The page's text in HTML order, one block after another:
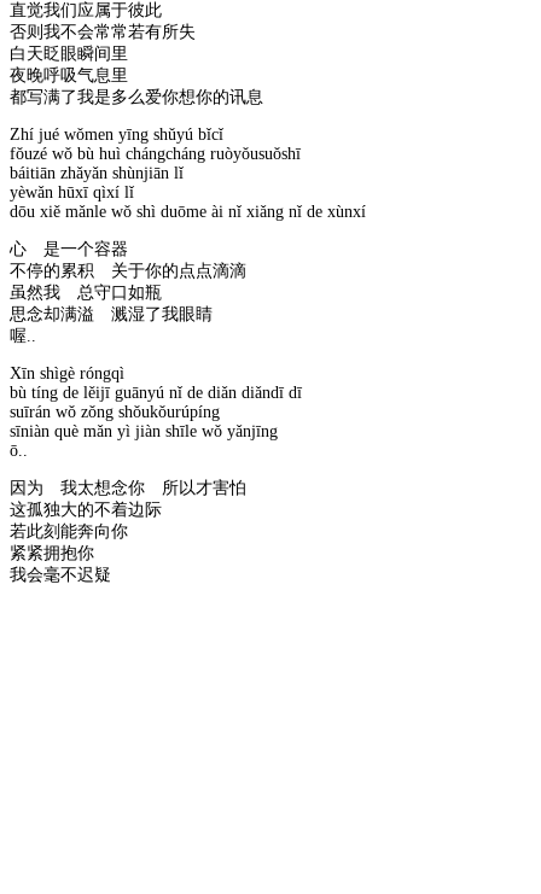
直觉我们应属于彼此
否则我不会常常若有所失
白天眨眼瞬间里
夜晚呼吸气息里
都写满了我是多么爱你想你的讯息
Zhí jué wǒmen yīng shǔyú bǐcǐ
fǒuzé wǒ bù huì chángcháng ruòyǒusuǒshī
báitiān zhǎyǎn shùnjiān lǐ
yèwǎn hūxī qìxí lǐ
dōu xiě mǎnle wǒ shì duōme ài nǐ xiǎng nǐ de xùnxí
心 是一个容器
不停的累积 关于你的点点滴滴
虽然我 总守口如瓶
思念却满溢 溅湿了我眼睛
喔..
Xīn shìgè róngqì
bù tíng de lěijī guānyú nǐ de diǎn diǎndī dī
suīrán wǒ zǒng shǒukǒurúpíng
sīniàn què mǎn yì jiàn shīle wǒ yǎnjīng
ō..
因为 我太想念你 所以才害怕
这孤独大的不着边际
若此刻能奔向你
紧紧拥抱你
我会毫不迟疑